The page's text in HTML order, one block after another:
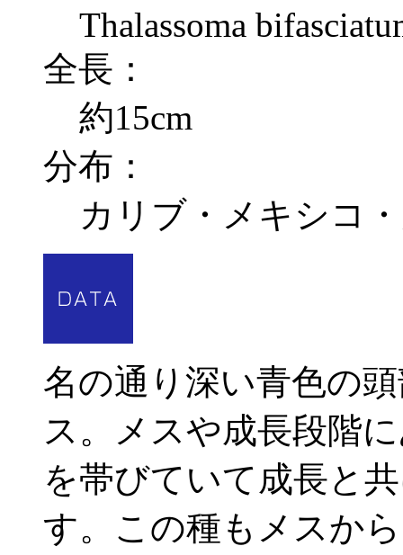
Thalassoma
全長：
約15cm
分布：
カリブ・メキシコ
名の通り深い青色の
ス。メスや成長段階
を帯びていて成長と
す。この種もメスか